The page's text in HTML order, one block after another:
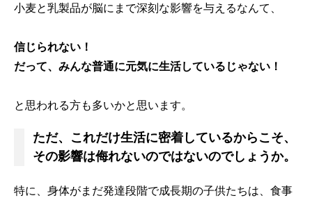
小麦と乳製品が脳にまで深刻な影響を与えるなんて、
信じられない！
だって、みんな普通に元気に生活しているじゃない！
と思われる方も多いかと思います。
ただ、これだけ生活に密着しているからこそ、
その影響は侮れないのではないのでしょうか。
特に、身体がまだ発達段階で成長期の子供たちは、食事